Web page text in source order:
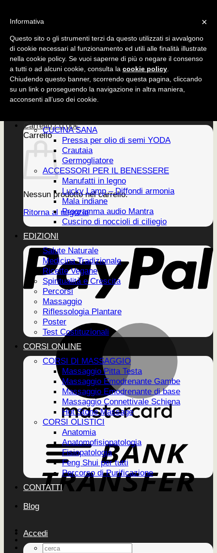
ACCESSORI
CUCINA SANA
ACCESSORI
EDIZIONI
Carrello /0,00€
Carrello
Nessun prodotto nel carrello.
Ritorna al negozio
Home
CUCINA SANA
Pressa per olio di semi YODA
Crautaia
Germogliatore
ACCESSORI PER IL BENESSERE
Manufatti in legno
Lucky Lamp – Diffondi armonia
Mala indiane
Programma audio Mantra
Cuscino di noccioli di ciliegio
EDIZIONI
Salute Naturale
Medicina Tradizionale
Ricette Vegane
Spiritualità e Crescita
Percorsi
Massaggio
Riflessologia Plantare
Poster
Test Costituzionali
CORSI ONLINE
CORSI DI MASSAGGIO
Massaggio Pitta Testa
Massaggio Emodrenante Gambe
Massaggio Emodrenante di base
Massaggio Connettivale Schiena
Hot Stone Massage
CORSI OLISTICI
Anatomia
Anatomofisiopatologia
Fisiopatologia
Feng Shui per tutti
Percorso di Purificazione
CONTATTI
Blog
Accedi
Cerca:
×
Informativa
Questo sito o gli strumenti terzi da questo utilizzati si avvalgono
di cookie necessari al funzionamento ed utili alle finalità illustrate
nella cookie policy. Se vuoi saperne di più o negare il consenso
a tutti o ad alcuni cookie, consulta la cookie policy
Chiudendo questo banner, scorrendo questa pagina, cliccando
su un link o proseguendo la navigazione in altra maniera,
acconsenti all’uso dei cookie.